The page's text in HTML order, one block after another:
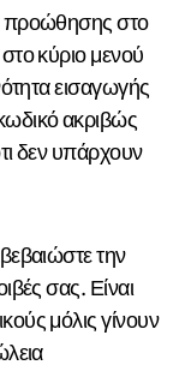
προώθησης στο
κύριο μενού
εισαγωγής
ακριβώς
δεν υπάρχουν
την
σας. Είναι
μόλις γίνουν